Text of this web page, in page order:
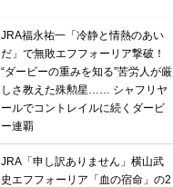
JRA福永祐一「冷静と情熱のあい
だ」で無敗エフフォーリア撃破！
“ダービーの重みを知る”苦労人が厳
しさ教えた殊勲星…… シャフリヤ
ールでコントレイルに続くダービ
ー連覇
JRA「申し訳ありません」横山武
史エフフォーリア「血の宿命」の2